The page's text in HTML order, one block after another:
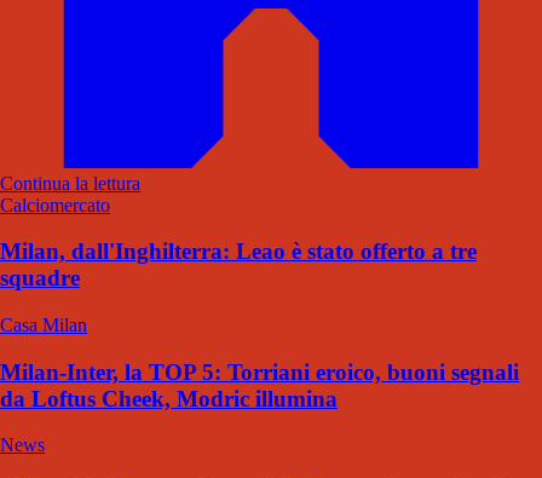
Continua la lettura
Calciomercato
Milan, dall'Inghilterra: Leao è stato offerto a tre
squadre
Casa Milan
Milan-Inter, la TOP 5: Torriani eroico, buoni segnali
da Loftus Cheek, Modric illumina
News